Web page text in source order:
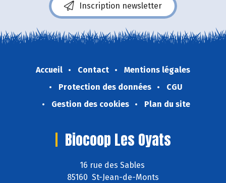
Inscription newsletter
Accueil Contact
Mentions légales
Protection des données
CGU
Gestion des cookies
Plan du site
Biocoop Les Oyats
16 rue des Sables
85160 St-Jean-de-Monts